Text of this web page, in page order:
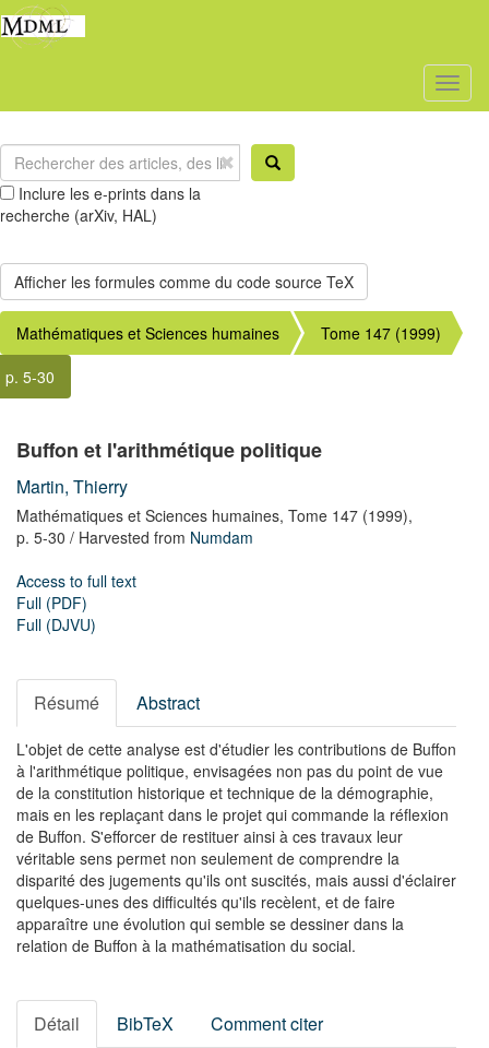
Inclure les e-prints dans la
recherche (arXiv, HAL)
Mathématiques et Sciences humaines
Tome 147 (1999)
p. 5-30
Buffon et l'arithmétique politique
Martin, Thierry
Mathématiques et Sciences humaines, Tome 147 (1999),
p. 5-30 / Harvested from Numdam
Access to full text
Full (PDF)
Full (DJVU)
Résumé Abstract
L'objet de cette analyse est d'étudier les contributions de Buffon
à l'arithmétique politique, envisagées non pas du point de vue
de la constitution historique et technique de la démographie,
mais en les replaçant dans le projet qui commande la réflexion
de Buffon. S'efforcer de restituer ainsi à ces travaux leur
véritable sens permet non seulement de comprendre la
disparité des jugements qu'ils ont suscités, mais aussi d'éclairer
quelques-unes des difficultés qu'ils recèlent, et de faire
apparaître une évolution qui semble se dessiner dans la
relation de Buffon à la mathématisation du social.
Détail BibTeX Comment citer